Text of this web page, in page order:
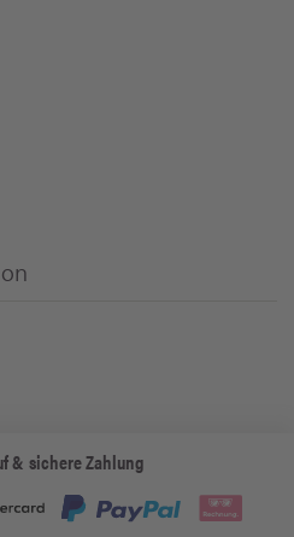
& sichere Zahlung